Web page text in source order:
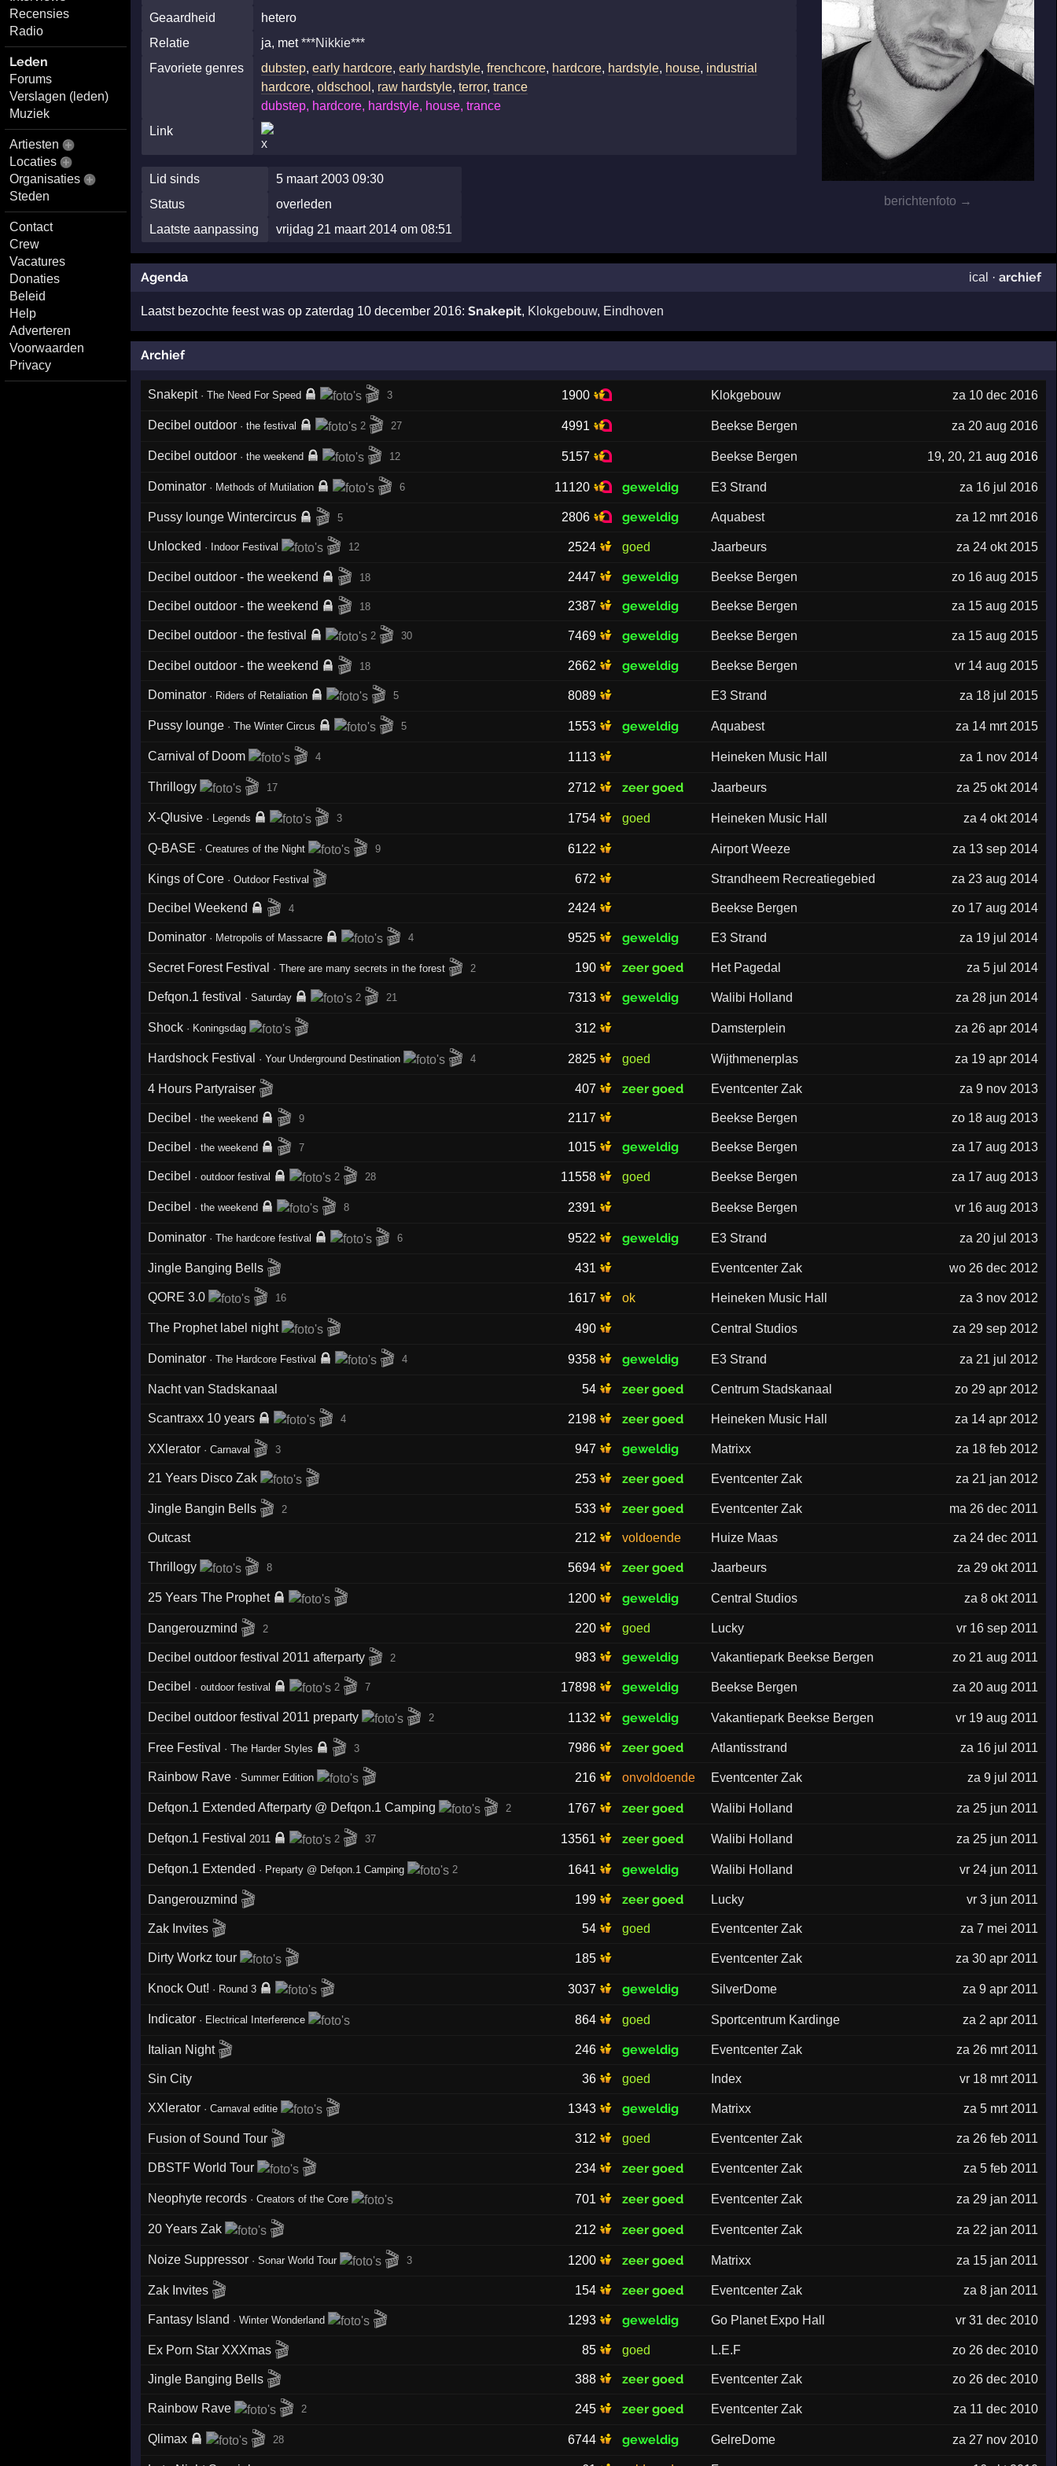
Recensies
Radio
Leden
Forums
Verslagen (leden)
Muziek
Artiesten
Locaties
Organisaties
Steden
Contact
Crew
Vacatures
Donaties
Beleid
Help
Adverteren
Voorwaarden
Privacy
berichtenfoto →
Geaardheid
hetero
Relatie
ja, met***Nikkie***
Favoriete genres
dubstep,early hardcore,early hardstyle,frenchcore, hardcore, hardstyle, house, industrial
hardcore,oldschool , raw hardstyle,terror,trance
dubstep, hardcore, hardstyle, house, trance
Link
Lid sinds
5 maart 2003 09:30
Status
overleden
Laatste aanpassing
vrijdag 21 maart 2014 om 08:51
Agenda ical · archief
Laatst bezochte feest was op zaterdag 10 december 2016: Snakepit, Klokgebouw, Eindhoven
Archief
Snakepit ·The Need For Speed 🎬 3 1900 Klokgebouw za 10 dec 2016
Decibel outdoor ·the festival 2 🎬 27 4991 Beekse Bergen za 20 aug 2016
Decibel outdoor ·the weekend 🎬 12 5157 Beekse Bergen 19, 20, 21 aug 2016
Dominator · Methods of Mutilation 🎬 6 11120 geweldig E3 Strand za 16 jul 2016
Pussy lounge Wintercircus 🎬 5 2806 geweldig Aquabest za 12 mrt 2016
Unlocked · Indoor Festival 🎬 12 2524 goed Jaarbeurs za 24 okt 2015
Decibel outdoor - the weekend 🎬 18 2447 geweldig Beekse Bergen zo 16 aug 2015
Decibel outdoor - the weekend 🎬 18 2387 geweldig Beekse Bergen za 15 aug 2015
Decibel outdoor - the festival 2 🎬 30 7469 geweldig Beekse Bergen za 15 aug 2015
Decibel outdoor - the weekend 🎬 18 2662 geweldig Beekse Bergen vr 14 aug 2015
Dominator · Riders of Retaliation 🎬 5 8089 E3 Strand za 18 jul 2015
Pussy lounge ·The Winter Circus 🎬 5 1553 geweldig Aquabest za 14 mrt 2015
Carnival of Doom 🎬 4 1113 Heineken Music Hall za 1 nov 2014
Thrillogy 🎬 17 2712 zeer goed Jaarbeurs za 25 okt 2014
X-Qlusive · Legends 🎬 3 1754 goed Heineken Music Hall za 4 okt 2014
Q-BASE ·Creatures of the Night 🎬 9 6122 Airport Weeze za 13 sep 2014
Kings of Core ·Outdoor Festival 🎬 672 Strandheem Recreatiegebied za 23 aug 2014
Decibel Weekend 🎬 4 2424 Beekse Bergen zo 17 aug 2014
Dominator · Metropolis of Massacre 🎬 4 9525 geweldig E3 Strand za 19 jul 2014
Secret Forest Festival ·There are many secrets in the forest 🎬 2 190 zeer goed Het Pagedal za 5 jul 2014
Defqon.1 festival ·Saturday 2 🎬 21 7313 geweldig Walibi Holland za 28 jun 2014
Shock · Koningsdag 🎬 312 Damsterplein za 26 apr 2014
Hardshock Festival ·Your Underground Destination 🎬 4 2825 goed Wijthmenerplas za 19 apr 2014
4 Hours Partyraiser 🎬 407 zeer goed Eventcenter Zak za 9 nov 2013
Decibel ·the weekend 🎬 9 2117 Beekse Bergen zo 18 aug 2013
Decibel ·the weekend 🎬 7 1015 geweldig Beekse Bergen za 17 aug 2013
Decibel ·outdoor festival 2 🎬 28 11558 goed Beekse Bergen za 17 aug 2013
Decibel ·the weekend 🎬 8 2391 Beekse Bergen vr 16 aug 2013
Dominator ·The hardcore festival 🎬 6 9522 geweldig E3 Strand za 20 jul 2013
Jingle Banging Bells 🎬 431 Eventcenter Zak wo 26 dec 2012
QORE 3.0 🎬 16 1617 ok Heineken Music Hall za 3 nov 2012
The Prophet label night 🎬 490 Central Studios za 29 sep 2012
Dominator ·The Hardcore Festival 🎬 4 9358 geweldig E3 Strand za 21 jul 2012
Nacht van Stadskanaal 54 zeer goed Centrum Stadskanaal zo 29 apr 2012
Scantraxx 10 years 🎬 4 2198 zeer goed Heineken Music Hall za 14 apr 2012
XXlerator ·Carnaval 🎬 3 947 geweldig Matrixx za 18 feb 2012
21 Years Disco Zak 🎬 253 zeer goed Eventcenter Zak za 21 jan 2012
Jingle Bangin Bells 🎬 2 533 zeer goed Eventcenter Zak ma 26 dec 2011
Outcast 212 voldoende Huize Maas za 24 dec 2011
Thrillogy 🎬 8 5694 zeer goed Jaarbeurs za 29 okt 2011
25 Years The Prophet 🎬 1200 geweldig Central Studios za 8 okt 2011
Dangerouzmind 🎬 2 220 goed Lucky vr 16 sep 2011
Decibel outdoor festival 2011 afterparty 🎬 2 983 geweldig Vakantiepark Beekse Bergen zo 21 aug 2011
Decibel ·outdoor festival 2 🎬 7 17898 geweldig Beekse Bergen za 20 aug 2011
Decibel outdoor festival 2011 preparty 🎬 2 1132 geweldig Vakantiepark Beekse Bergen vr 19 aug 2011
Free Festival ·The Harder Styles 🎬 3 7986 zeer goed Atlantisstrand za 16 jul 2011
Rainbow Rave ·Summer Edition 🎬 216 onvoldoende Eventcenter Zak za 9 jul 2011
Defqon.1 Extended Afterparty @ Defqon.1 Camping 🎬 2 1767 zeer goed Walibi Holland za 25 jun 2011
Defqon.1 Festival 2011 2 🎬 37 13561 zeer goed Walibi Holland za 25 jun 2011
Defqon.1 Extended · Preparty @ Defqon.1 Camping 2 1641 geweldig Walibi Holland vr 24 jun 2011
Dangerouzmind 🎬 199 zeer goed Lucky vr 3 jun 2011
Zak Invites 🎬 54 goed Eventcenter Zak za 7 mei 2011
Dirty Workz tour 🎬 185 Eventcenter Zak za 30 apr 2011
Knock Out! · Round 3 🎬 3037 geweldig SilverDome za 9 apr 2011
Indicator · Electrical Interference 864 goed Sportcentrum Kardinge za 2 apr 2011
Italian Night 🎬 246 geweldig Eventcenter Zak za 26 mrt 2011
Sin City 36 goed Index vr 18 mrt 2011
XXlerator ·Carnaval editie 🎬 1343 geweldig Matrixx za 5 mrt 2011
Fusion of Sound Tour 🎬 312 goed Eventcenter Zak za 26 feb 2011
DBSTF World Tour 🎬 234 zeer goed Eventcenter Zak za 5 feb 2011
Neophyte records ·Creators of the Core 701 zeer goed Eventcenter Zak za 29 jan 2011
20 Years Zak 🎬 212 zeer goed Eventcenter Zak za 22 jan 2011
Noize Suppressor ·Sonar World Tour 🎬 3 1200 zeer goed Matrixx za 15 jan 2011
Zak Invites 🎬 154 zeer goed Eventcenter Zak za 8 jan 2011
Fantasy Island ·Winter Wonderland 🎬 1293 geweldig Go Planet Expo Hall vr 31 dec 2010
Ex Porn Star XXXmas 🎬 85 goed L.E.F zo 26 dec 2010
Jingle Banging Bells 🎬 388 zeer goed Eventcenter Zak zo 26 dec 2010
Rainbow Rave 🎬 2 245 zeer goed Eventcenter Zak za 11 dec 2010
Qlimax 🎬 28 6744 geweldig GelreDome za 27 nov 2010